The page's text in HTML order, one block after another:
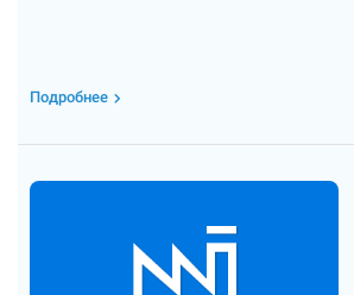
Подробнее